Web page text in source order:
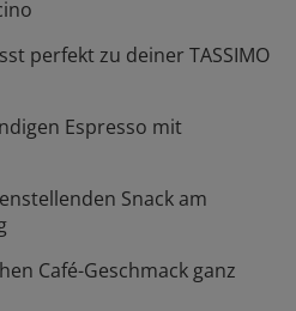
perfekt zu deiner TASSIMO
Espresso mit
Snack am
Café-Geschmack ganz